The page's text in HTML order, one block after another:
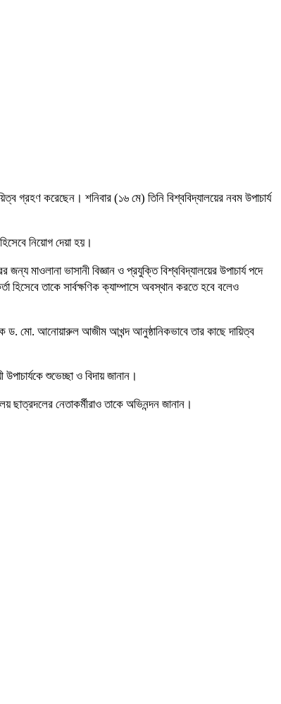
গ্রহণ করেছেন। শনিবার (১৬ মে) তিনি বিশ্ববিদ্যালয়ের নবম উপাচার্য
নিয়োগ দেয়া হয়।
মাওলানা ভাসানী বিজ্ঞান ও প্রযুক্তি বিশ্ববিদ্যালয়ের উপাচার্য পদে
হিসেবে তাকে সার্বক্ষণিক ক্যাম্পাসে অবস্থান করতে হবে বলেও
ড. মো. আনোয়ারুল আজীম আখন্দ আনুষ্ঠানিকভাবে তার কাছে দায়িত্ব
শুভেচ্ছা ও বিদায় জানান।
ছাত্রদলের নেতাকর্মীরাও তাকে অভিনন্দন জানান।